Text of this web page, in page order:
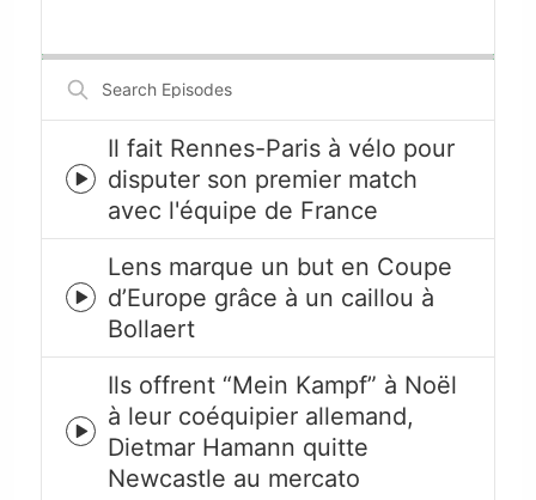
Search
Episodes
Episode
play
icon
Il fait Rennes-Paris à vélo pour
disputer son premier match
avec l'équipe de France
Episode
play
icon
Lens marque un but en Coupe
d’Europe grâce à un caillou à
Bollaert
Episode
play
icon
Ils offrent “Mein Kampf” à Noël
à leur coéquipier allemand,
Dietmar Hamann quitte
Newcastle au mercato